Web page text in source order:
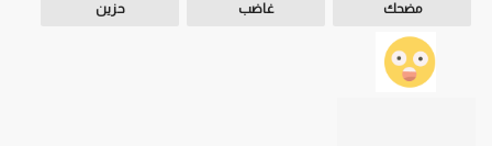
مضحك غاضب حزين